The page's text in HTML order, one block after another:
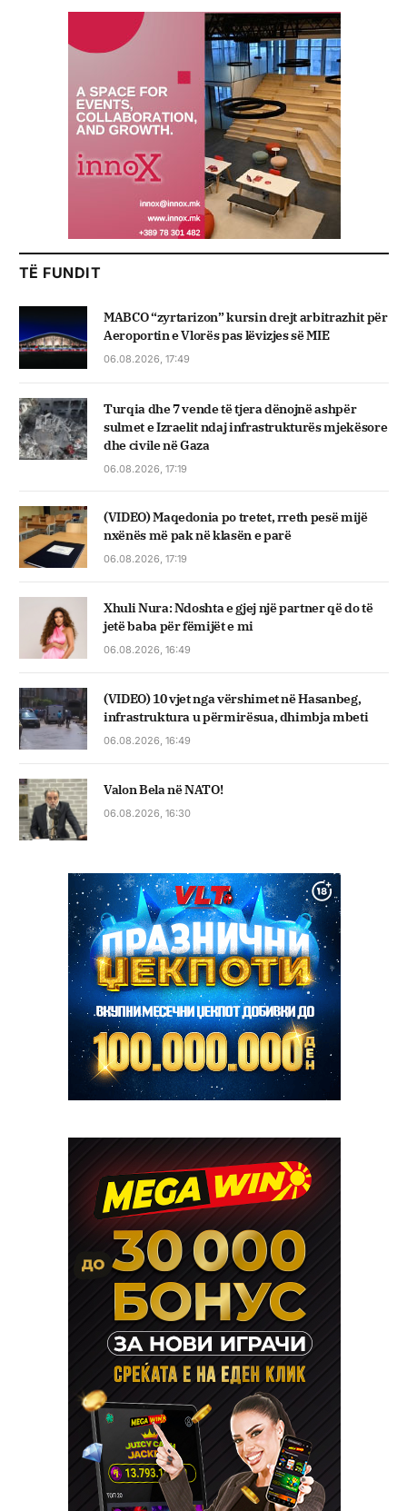
TË FUNDIT
MABCO “zyrtarizon” kursin drejt arbitrazhit për
Aeroportin e Vlorës pas lëvizjes së MIE
06.08.2026, 17:49
Turqia dhe 7 vende të tjera dënojnë ashpër
sulmet e Izraelit ndaj infrastrukturës mjekësore
dhe civile në Gaza
06.08.2026, 17:19
(VIDEO) Maqedonia po tretet, rreth pesë mijë
nxënës më pak në klasën e parë
06.08.2026, 17:19
Xhuli Nura: Ndoshta e gjej një partner që do të
jetë baba për fëmijët e mi
06.08.2026, 16:49
(VIDEO) 10 vjet nga vërshimet në Hasanbeg,
infrastruktura u përmirësua, dhimbja mbeti
06.08.2026, 16:49
Valon Bela në NATO!
06.08.2026, 16:30